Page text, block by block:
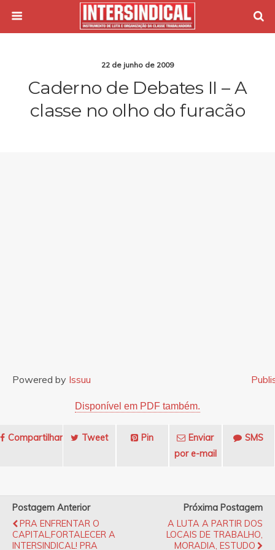
22 de junho de 2009
Caderno de Debates II – A
classe no olho do furacão
Powered by Issuu
Disponível em PDF também.
Compartilhar Tweet Pin
Enviar
por e-mail
SMS
Postagem Anterior
PRA ENFRENTAR O
CAPITAL,FORTALECER A
INTERSINDICAL! PRA
Próxima Postagem
A LUTA A PARTIR DOS
LOCAIS DE TRABALHO,
MORADIA, ESTUDO